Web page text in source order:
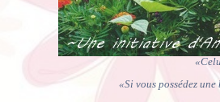
«Si vous possédez